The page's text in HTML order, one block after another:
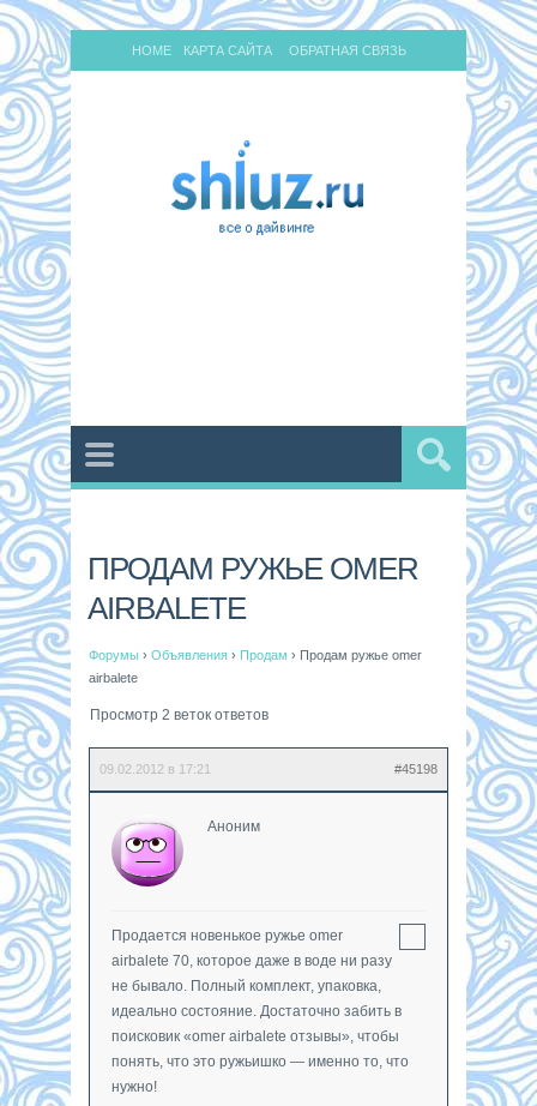
HOME КАРТА САЙТА ОБРАТНАЯ СВЯЗЬ
ПРОДАМ РУЖЬЕ OMER
AIRBALETE
Форумы › Объявления › Продам › Продам ружье omer
airbalete
Просмотр 2 веток ответов
09.02.2012 в 17:21 #45198
Аноним
Продается новенькое ружье omer
airbalete 70, которое даже в воде ни разу
не бывало. Полный комплект, упаковка,
идеально состояние. Достаточно забить в
поисковик «omer airbalete отзывы», чтобы
понять, что это ружьишко — именно то, что
нужно!